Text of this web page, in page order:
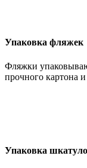
Упаковка фляжек
Фляжки
прочного картона
Упаковка